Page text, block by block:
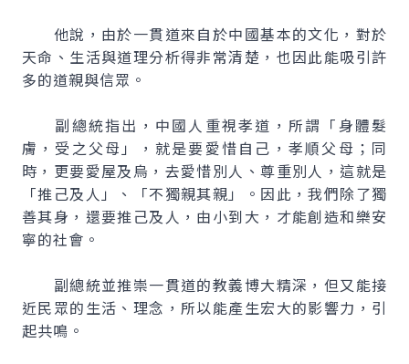
他說，由於一貫道來自於中國基本的文化，對於
天命、生活與道理分析得非常清楚，也因此能吸引許
多的道親與信眾。
副總統指出，中國人重視孝道，所謂「身體髮
膚，受之父母」，就是要愛惜自己，孝順父母；同
時，更要愛屋及烏，去愛惜別人、尊重別人，這就是
「推己及人」、「不獨親其親」。因此，我們除了獨
善其身，還要推己及人，由小到大，才能創造和樂安
寧的社會。
副總統並推崇一貫道的教義博大精深，但又能接
近民眾的生活、理念，所以能產生宏大的影響力，引
起共鳴。